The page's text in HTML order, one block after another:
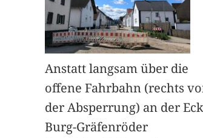
Anstatt langsam über die
offene Fahrbahn (rechts
der Absperrung) an der
Burg-Gräfenröder